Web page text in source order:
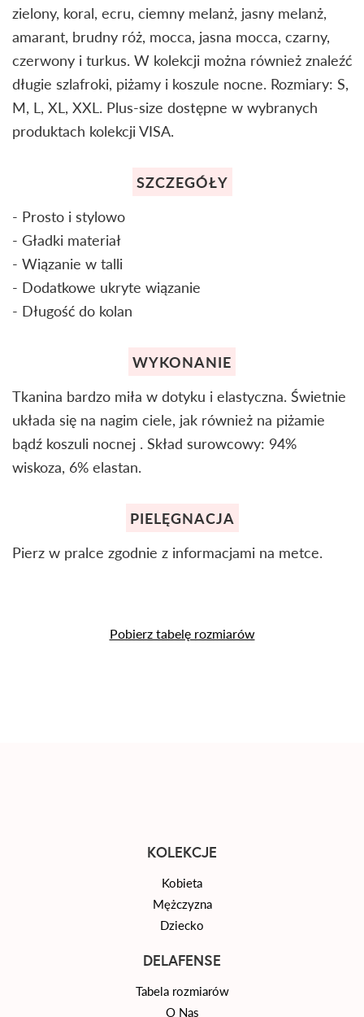
zielony, koral, ecru, ciemny melanż, jasny melanż,
amarant, brudny róż, mocca, jasna mocca, czarny,
czerwony i turkus. W kolekcji można również znaleźć
długie szlafroki, piżamy i koszule nocne. Rozmiary: S,
M, L, XL, XXL. Plus-size dostępne w wybranych
produktach kolekcji VISA.
SZCZEGÓŁY
- Prosto i stylowo
- Gładki materiał
- Wiązanie w talli
- Dodatkowe ukryte wiązanie
- Długość do kolan
WYKONANIE
Tkanina bardzo miła w dotyku i elastyczna. Świetnie
układa się na nagim ciele, jak również na piżamie
bądź koszuli nocnej . Skład surowcowy: 94%
wiskoza, 6% elastan.
PIELĘGNACJA
Pierz w pralce zgodnie z informacjami na metce.
Pobierz tabelę rozmiarów
KOLEKCJE
Kobieta
Mężczyzna
Dziecko
DELAFENSE
Tabela rozmiarów
O Nas